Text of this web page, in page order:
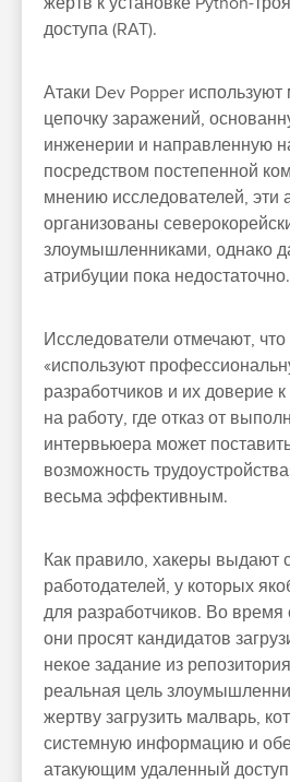
доступа (RAT).
Атаки Dev Popper используют
цепочку заражений,
инженерии и направленную
посредством постепенной
мнению исследователей, эти
организованы
злоумышленниками, однако
атрибуции пока недостаточно.
Исследователи отмечают,
«используют
разработчиков и их доверие
на работу, где отказ от
интервьюера может
возможность
весьма эффективным.
Как правило, хакеры выдают
работодателей, у которых
для разработчиков. Во время
они просят кандидатов
некое задание из
реальная цель
жертву загрузить малварь,
системную информацию и
атакующим удаленный доступ